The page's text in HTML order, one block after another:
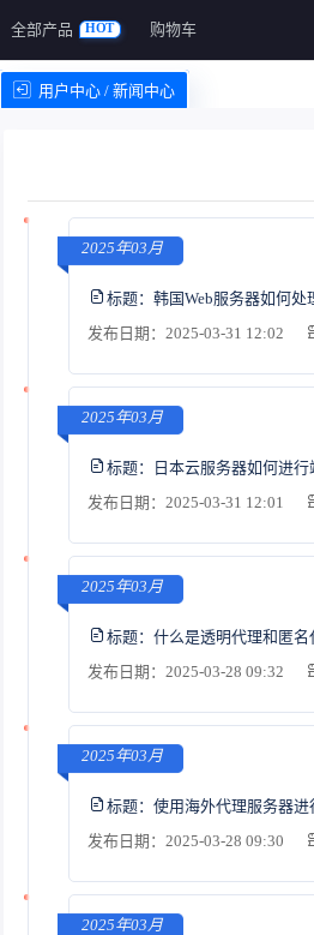
全部产品 HOT 购物车
用户中心 / 新闻中心
2025年03月
标题： 韩国Web服务器如何处
发布日期：2025-03-31 12:02
2025年03月
标题：
日本云服务器如何进行
发布日期：2025-03-31 12:01
2025年03月
标题： 什么是透明代理和匿名
发布日期：2025-03-28 09:32
2025年03月
标题： 使用海外代理服务器进
发布日期：2025-03-28 09:30
2025年03月